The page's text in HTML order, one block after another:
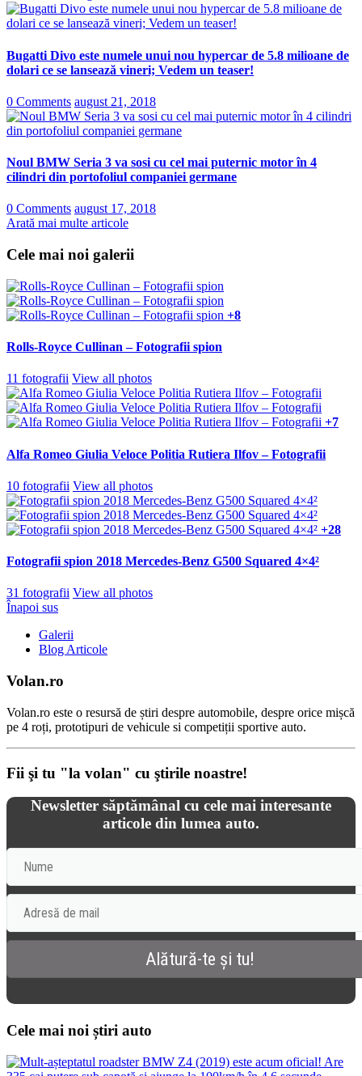
Bugatti Divo este numele unui nou hypercar de 5.8 milioane de
dolari ce se lansează vineri; Vedem un teaser!
0 Comments august 21, 2018
Noul BMW Seria 3 va sosi cu cel mai puternic motor în 4
cilindri din portofoliul companiei germane
0 Comments august 17, 2018
Arată mai multe articole
Cele mai noi galerii
+8
Rolls-Royce Cullinan – Fotografii spion
11 fotografii View all photos
+7
Alfa Romeo Giulia Veloce Politia Rutiera Ilfov – Fotografii
10 fotografii View all photos
+28
Fotografii spion 2018 Mercedes-Benz G500 Squared 4×4²
31 fotografii View all photos
Înapoi sus
Galerii
Blog Articole
Volan.ro
Volan.ro este o resursă de știri despre automobile, despre orice mișcă
pe 4 roți, prototipuri de vehicule si competiții sportive auto.
Fii şi tu "la volan" cu ştirile noastre!
Newsletter săptămânal cu cele mai interesante
articole din lumea auto.
Cele mai noi știri auto